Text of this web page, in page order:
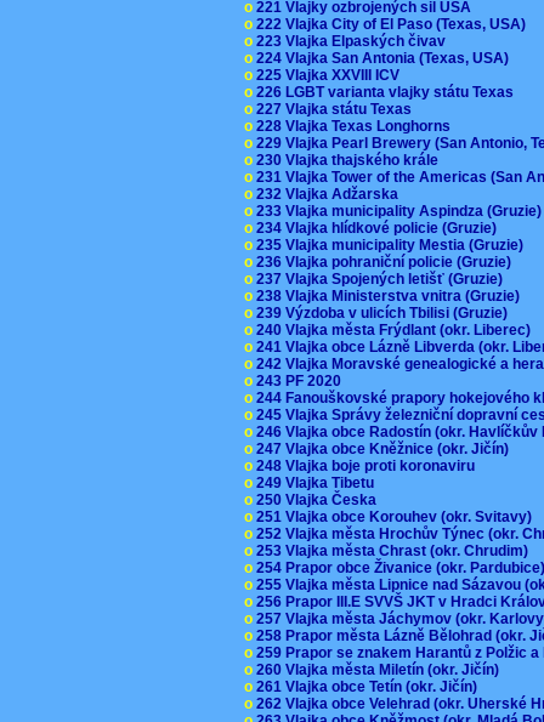
o 221 Vlajky ozbrojených sil USA
o 222 Vlajka City of El Paso (Texas, USA)
o 223 Vlajka Elpaských čivav
o 224 Vlajka San Antonia (Texas, USA)
o 225 Vlajka XXVIII ICV
o 226 LGBT varianta vlajky státu Texas
o 227 Vlajka státu Texas
o 228 Vlajka Texas Longhorns
o 229 Vlajka Pearl Brewery (San Antonio,
o 230 Vlajka thajského krále
o 231 Vlajka Tower of the Americas (San
o 232 Vlajka Adžarska
o 233 Vlajka municipality Aspindza
o 234 Vlajka hlídkové policie (Gruzie)
o 235 Vlajka municipality Mestia (Gruzie)
o 236 Vlajka pohraniční policie (Gruzie)
o 237 Vlajka Spojených letišť (Gruzie)
o 238 Vlajka Ministerstva vnitra (Gruzie)
o 239 Výzdoba v ulicích Tbilisi (Gruzie)
o 240 Vlajka města Frýdlant (okr. Liberec)
o 241 Vlajka obce Lázně Libverda (okr.
o 242 Vlajka Moravské genealogické a
o 243 PF 2020
o 244 Fanouškovské prapory hokejového
o 245 Vlajka Správy železniční dopravní
o 246 Vlajka obce Radostín (okr.
o 247 Vlajka obce Kněžnice (okr. Jičín)
o 248 Vlajka boje proti koronaviru
o 249 Vlajka Tibetu
o 250 Vlajka Česka
o 251 Vlajka obce Korouhev (okr. Svitavy)
o 252 Vlajka města Hrochův Týnec (okr.
o 253 Vlajka města Chrast (okr. Chrudim)
o 254 Prapor obce Živanice (okr.
o 255 Vlajka města Lipnice nad Sázavou
o 256 Prapor III.E SVVŠ JKT v Hradci
o 257 Vlajka města Jáchymov (okr.
o 258 Prapor města Lázně Bělohrad (okr.
o 259 Prapor se znakem Harantů z Polžic
o 260 Vlajka města Miletín (okr. Jičín)
o 261 Vlajka obce Tetín (okr. Jičín)
o 262 Vlajka obce Velehrad (okr. Uherské